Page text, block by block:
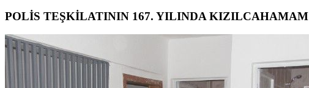
POLİS TEŞKİLATININ 167. YILINDA KIZILCAHAMAM